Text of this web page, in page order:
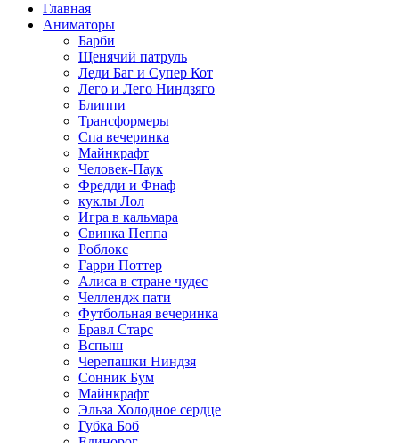
Главная
Аниматоры
Барби
Щенячий патруль
Леди Баг и Супер Кот
Лего и Лего Ниндзяго
Блиппи
Трансформеры
Спа вечеринка
Майнкрафт
Человек-Паук
Фредди и Фнаф
куклы Лол
Игра в кальмара
Свинка Пеппа
Роблокс
Гарри Поттер
Алиса в стране чудес
Челлендж пати
Футбольная вечеринка
Бравл Старс
Вспыш
Черепашки Ниндзя
Сонник Бум
Майнкрафт
Эльза Холодное сердце
Губка Боб